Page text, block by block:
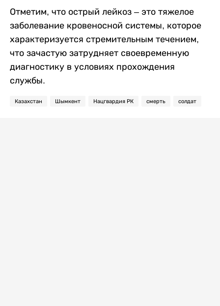
Отметим, что острый лейкоз – это тяжелое
заболевание кровеносной системы, которое
характеризуется стремительным течением,
что зачастую затрудняет своевременную
диагностику в условиях прохождения
службы.
Казахстан Шымкент Нацгвардия РК смерть солдат